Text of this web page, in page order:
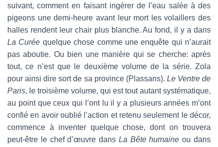
suivant, comment en faisant ingérer de l’eau salée à des
pigeons une demi-heure avant leur mort les volaillers des
halles rendent leur chair plus blanche. Au fond, il y a dans
La Curée quelque chose comme une enquête qui n’aurait
pas aboutie. Ou bien une manière qui se cherche: après
tout, ce n’est que le deuxième volume de la série. Zola
pour ainsi dire sort de sa province (Plassans). Le Ventre de
Paris, le troisième volume, qui est tout autant systématique,
au point que ceux qui l’ont lu il y a plusieurs années m’ont
confié en avoir oublié l’action et retenu seulement le décor,
commence à inventer quelque chose, dont on trouvera
peut-être le chef d’œuvre dans La Bête humaine ou dans